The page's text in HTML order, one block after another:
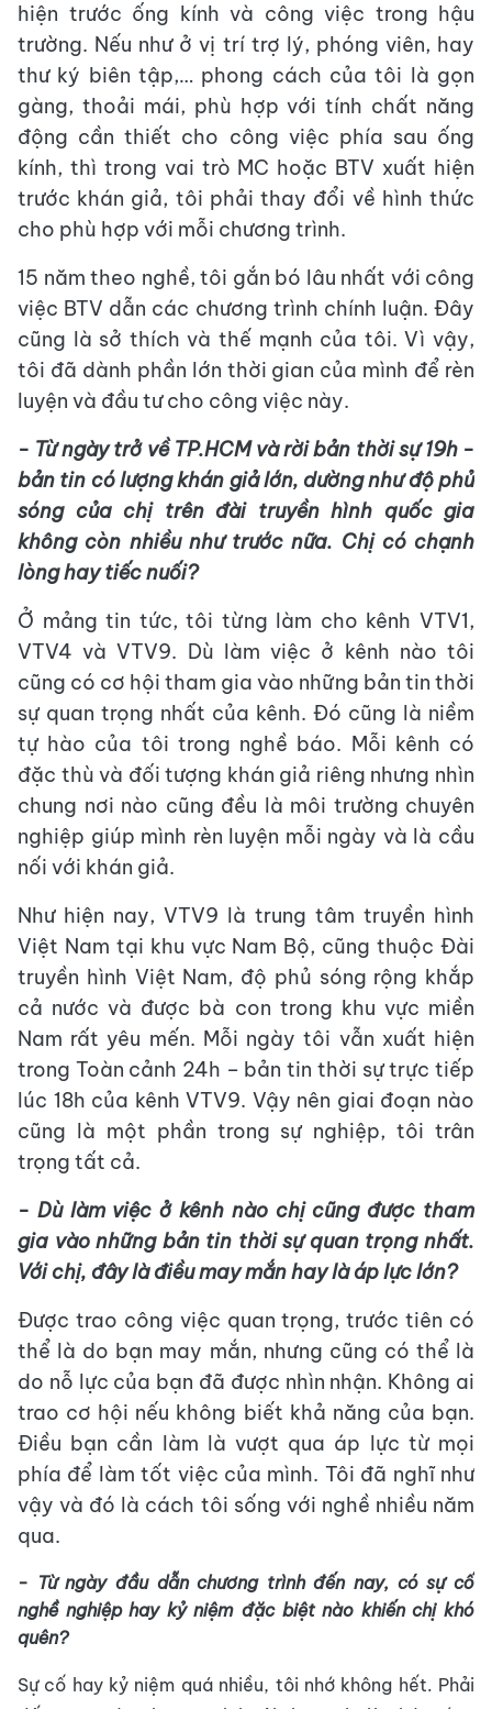
hiện trước ống kính và công việc trong hậu
trường. Nếu như ở vị trí trợ lý, phóng viên, hay
thư ký biên tập,… phong cách của tôi là gọn
gàng, thoải mái, phù hợp với tính chất năng
động cần thiết cho công việc phía sau ống
kính, thì trong vai trò MC hoặc BTV xuất hiện
trước khán giả, tôi phải thay đổi về hình thức
cho phù hợp với mỗi chương trình.
15 năm theo nghề, tôi gắn bó lâu nhất với công
việc BTV dẫn các chương trình chính luận. Đây
cũng là sở thích và thế mạnh của tôi. Vì vậy,
tôi đã dành phần lớn thời gian của mình để rèn
luyện và đầu tư cho công việc này.
- Từ ngày trở về TP.HCM và rời bản thời sự 19h -
bản tin có lượng khán giả lớn, dường như độ phủ
sóng của chị trên đài truyền hình quốc gia
không còn nhiều như trước nữa. Chị có chạnh
lòng hay tiếc nuối?
Ở mảng tin tức, tôi từng làm cho kênh VTV1,
VTV4 và VTV9. Dù làm việc ở kênh nào tôi
cũng có cơ hội tham gia vào những bản tin thời
sự quan trọng nhất của kênh. Đó cũng là niềm
tự hào của tôi trong nghề báo. Mỗi kênh có
đặc thù và đối tượng khán giả riêng nhưng nhìn
chung nơi nào cũng đều là môi trường chuyên
nghiệp giúp mình rèn luyện mỗi ngày và là cầu
nối với khán giả.
Như hiện nay, VTV9 là trung tâm truyền hình
Việt Nam tại khu vực Nam Bộ, cũng thuộc Đài
truyền hình Việt Nam, độ phủ sóng rộng khắp
cả nước và được bà con trong khu vực miền
Nam rất yêu mến. Mỗi ngày tôi vẫn xuất hiện
trong Toàn cảnh 24h – bản tin thời sự trực tiếp
lúc 18h của kênh VTV9. Vậy nên giai đoạn nào
cũng là một phần trong sự nghiệp, tôi trân
trọng tất cả.
- Dù làm việc ở kênh nào chị cũng được tham
gia vào những bản tin thời sự quan trọng nhất.
Với chị, đây là điều may mắn hay là áp lực lớn?
Được trao công việc quan trọng, trước tiên có
thể là do bạn may mắn, nhưng cũng có thể là
do nỗ lực của bạn đã được nhìn nhận. Không ai
trao cơ hội nếu không biết khả năng của bạn.
Điều bạn cần làm là vượt qua áp lực từ mọi
phía để làm tốt việc của mình. Tôi đã nghĩ như
vậy và đó là cách tôi sống với nghề nhiều năm
qua.
- Từ ngày đầu dẫn chương trình đến nay, có sự cố
nghề nghiệp hay kỷ niệm đặc biệt nào khiến chị khó
quên?
Sự cố hay kỷ niệm quá nhiều, tôi nhớ không hết. Phải